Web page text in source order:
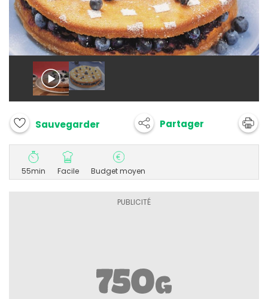
Sauvegarder Partager
55min Facile Budget moyen